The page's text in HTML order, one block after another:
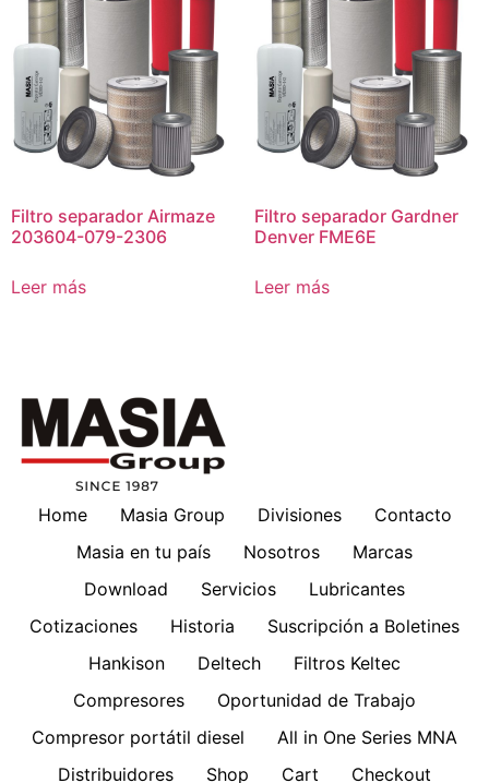
Filtro separador Airmaze
203604-079-2306
Leer más
Filtro separador Gardner
Denver FME6E
Leer más
Home Masia Group Divisiones
Contacto
Masia en tu país
Nosotros
Marcas
Download
Servicios
Lubricantes
Cotizaciones
Historia
Suscripción a Boletines
Hankison
Deltech
Filtros Keltec
Compresores
Oportunidad de Trabajo
Compresor portátil diesel
All in One Series MNA
Distribuidores
Shop Cart Checkout